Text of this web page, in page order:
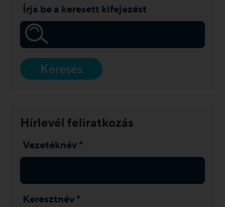
Írja be a keresett kifejezést
Keresés
Hírlevél feliratkozás
Vezetéknév *
Keresztnév *